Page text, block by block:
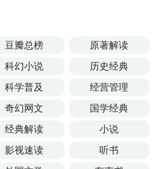
豆瓣总榜
原著解读
科幻小说
历史经典
科学普及
经营管理
奇幻网文
国学经典
经典解读
小说
影视速读
听书